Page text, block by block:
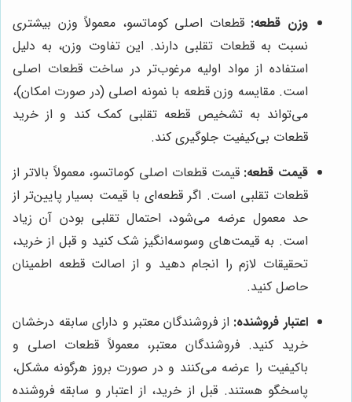
وزن قطعه: قطعات اصلی کوماتسو، معمولاً وزن بیشتری
نسبت به قطعات تقلبی دارند. این تفاوت وزن، به دلیل
استفاده از مواد اولیه مرغوب‌تر در ساخت قطعات اصلی
است. مقایسه وزن قطعه با نمونه اصلی (در صورت امکان)،
می‌تواند به تشخیص قطعه تقلبی کمک کند و از خرید
قطعات بی‌کیفیت جلوگیری کند.
قیمت قطعه: قیمت قطعات اصلی کوماتسو، معمولاً بالاتر از
قطعات تقلبی است. اگر قطعه‌ای با قیمت بسیار پایین‌تر از
حد معمول عرضه می‌شود، احتمال تقلبی بودن آن زیاد
است. به قیمت‌های وسوسه‌انگیز شک کنید و قبل از خرید،
تحقیقات لازم را انجام دهید و از اصالت قطعه اطمینان
حاصل کنید.
اعتبار فروشنده: از فروشندگان معتبر و دارای سابقه درخشان
خرید کنید. فروشندگان معتبر، معمولاً قطعات اصلی و
باکیفیت را عرضه می‌کنند و در صورت بروز هرگونه مشکل،
پاسخگو هستند. قبل از خرید، از اعتبار و سابقه فروشنده